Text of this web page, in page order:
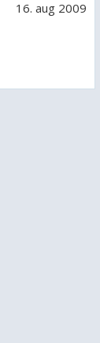
16. aug 2009